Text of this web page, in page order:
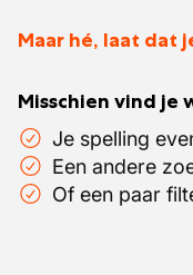
Maar hé, laat dat
Misschien vind je
Je spelling
Een andere
Of een paar